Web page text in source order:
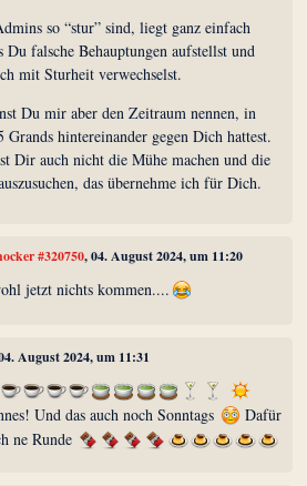
so “stur” sind, liegt ganz einfach
Du falsche Behauptungen aufstellst und
mit Sturheit verwechselst.
Du mir aber den Zeitraum nennen, in
Grands hintereinander gegen Dich hattest.
Dir auch nicht die Mühe machen und die
das übernehme ich für Dich.
#320750, 04. August 2024, um 11:20
jetzt nichts kommen....
August 2024, um 11:31
Und das auch noch Sonntags
Dafür
ne Runde